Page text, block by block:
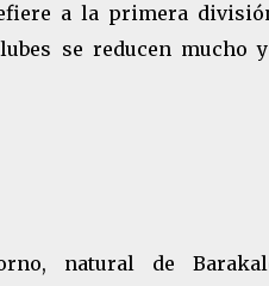
a la primera
se reducen mucho
natural de